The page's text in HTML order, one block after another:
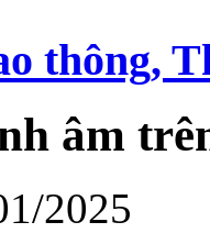
thông,
âm
2025